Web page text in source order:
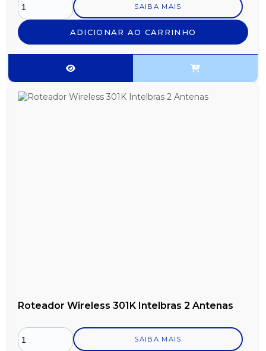
SAIBA MAIS
ADICIONAR AO CARRINHO
Roteador Wireless 301K Intelbras 2 Antenas
SAIBA MAIS